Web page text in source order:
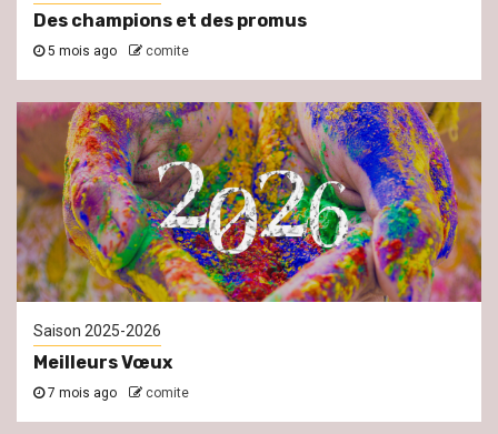
Des champions et des promus
5 mois ago comite
Saison 2025-2026
Meilleurs Vœux
7 mois ago comite